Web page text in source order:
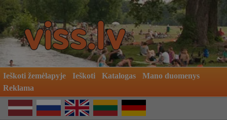
Ieškoti žemėlapyje Ieškoti Katalogas
Mano duomenys
Reklama